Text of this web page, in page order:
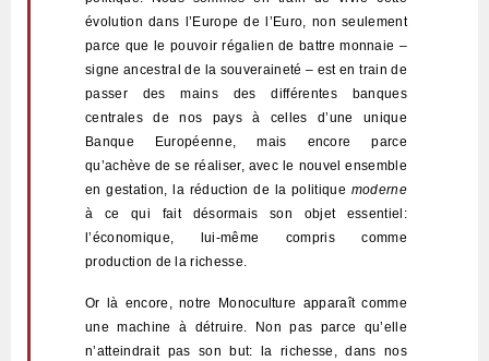
évolution dans l’Europe de l’Euro, non seulement
parce que le pouvoir régalien de battre monnaie –
signe ancestral de la souveraineté – est en train de
passer des mains des différentes banques
centrales de nos pays à celles d’une unique
Banque Européenne, mais encore parce
qu’achève de se réaliser, avec le nouvel ensemble
en gestation, la réduction de la politique moderne
à ce qui fait désormais son objet essentiel:
l’économique, lui-même compris comme
production de la richesse.
Or là encore, notre Monoculture apparaît comme
une machine à détruire. Non pas parce qu’elle
n’atteindrait pas son but: la richesse, dans nos